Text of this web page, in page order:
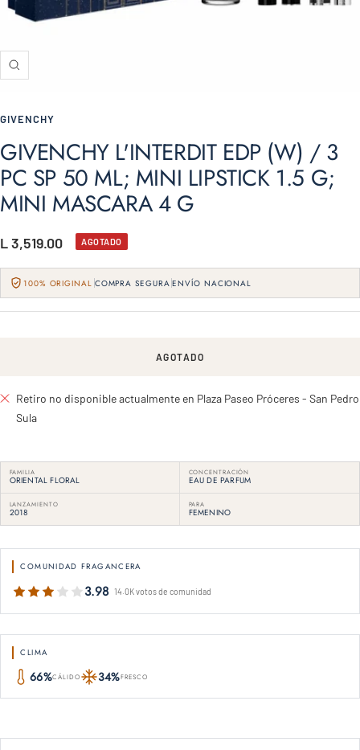
Zoom
GIVENCHY
GIVENCHY L'INTERDIT EDP (W) / 3
PC SP 50 ML; MINI LIPSTICK 1.5 G;
MINI MASCARA 4 G
Precio
de
venta
L 3,519.00 AGOTADO
100% ORIGINAL COMPRA SEGURA ENVÍO NACIONAL
AGOTADO
Retiro no disponible actualmente en Plaza Paseo Próceres - San Pedro
Sula
FAMILIA
ORIENTAL FLORAL
CONCENTRACIÓN
EAU DE PARFUM
LANZAMIENTO
2018
PARA
FEMENINO
COMUNIDAD FRAGANCERA
3.98 14.0K votos de comunidad
CLIMA
66%CÁLIDO 34%FRESCO